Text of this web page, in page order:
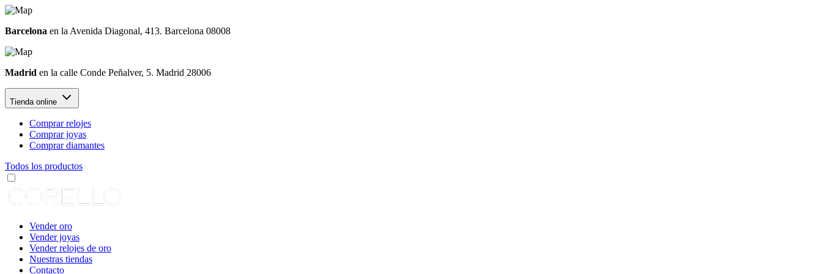
Barcelona en la Avenida Diagonal, 413. Barcelona 08008
Madrid en la calle Conde Peñalver, 5. Madrid 28006
Tienda online
Comprar relojes
Comprar joyas
Comprar diamantes
Todos los productos
Vender oro
Vender joyas
Vender relojes de oro
Nuestras tiendas
Contacto